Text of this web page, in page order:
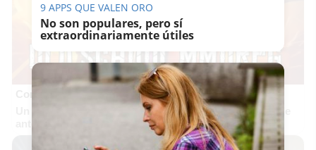
Corepunk MMORPG
Un verdadero MMORPG de la vieja escuela ¡Cómo los de
9 APPS QUE VALEN ORO
No son populares, pero sí
extraordinariamente útiles